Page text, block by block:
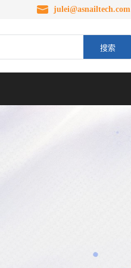
julei@asnailtech.com